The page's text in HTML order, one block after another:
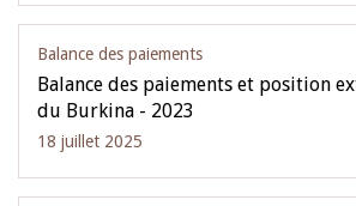
Balance des paiements
Balance des paiements et position
du Burkina - 2023
18 juillet 2025